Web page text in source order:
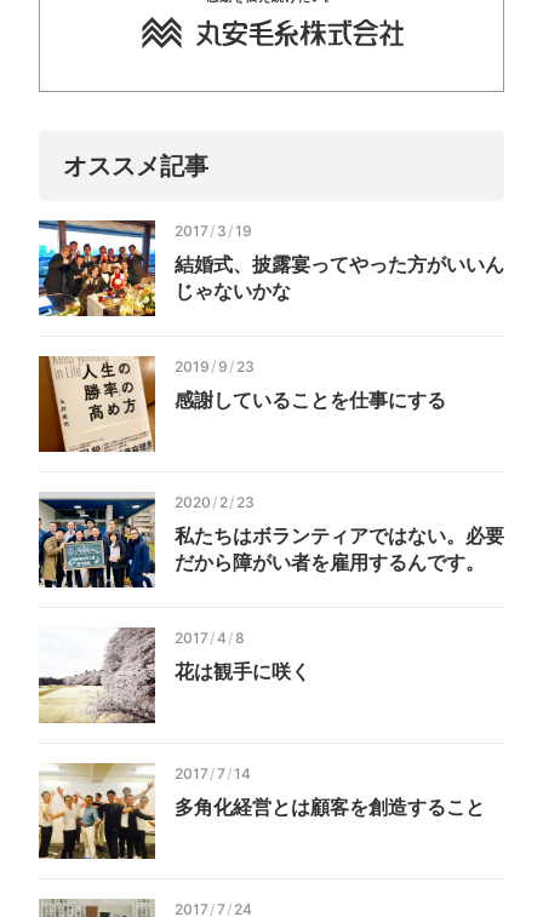
オススメ記事
2017/ 3 /19
結婚式、披露宴ってやった方がいいん
じゃないかな
2019 /9 / 23
感謝していることを仕事にする
2020 / 2/ 23
私たちはボランティアではない。必要
だから障がい者を雇用するんです。
2017/4 /8
花は観手に咲く
2017/7/14
多角化経営とは顧客を創造すること
2017/7/ 24